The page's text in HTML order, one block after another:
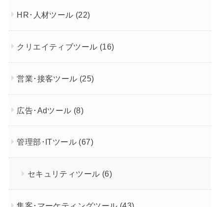
HR･人材ツール (22)
クリエイティブツール (16)
営業･接客ツール (25)
広告･Adツール (8)
管理部･ITツール (67)
セキュリティツール (6)